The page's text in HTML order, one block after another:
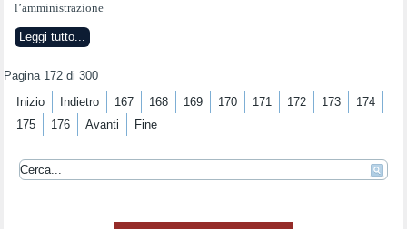
l’amministrazione
Leggi tutto...
Pagina 172 di 300
Inizio
Indietro 167 168 169 170 171 172 173
174
175
176 Avanti Fine